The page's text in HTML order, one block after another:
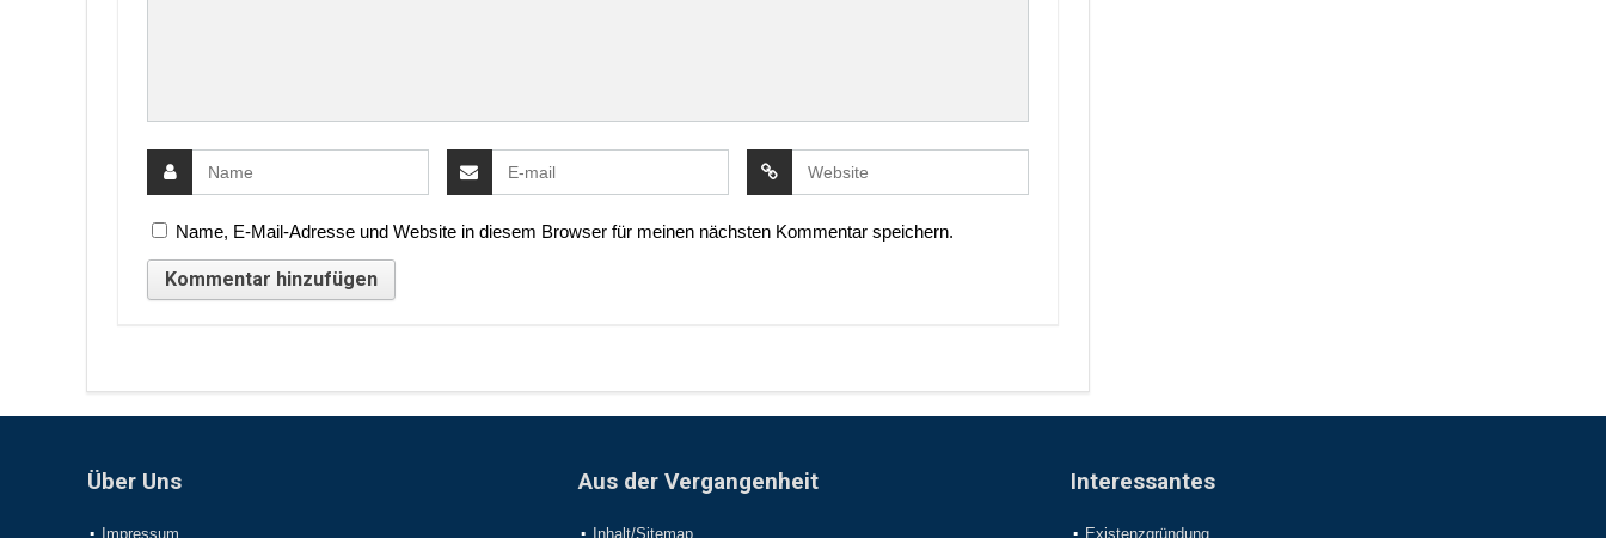
Name, E-Mail-Adresse und Website in diesem Browser für meinen nächsten Kommentar speichern.
Über Uns
Impressum
Aus der Vergangenheit
Inhalt/Sitemap
Interessantes
Existenzgründung